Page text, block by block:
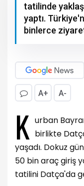
tatilinde
yaptı.
binlerce
A+ A-
K urban
birlikte
yaşadı. Dokuz
50 bin araç giriş
tatilini Datça'da